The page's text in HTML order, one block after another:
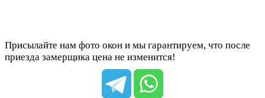
Присылайте нам фото окон и мы гарантируем, что после
приезда замерщика цена не изменится!